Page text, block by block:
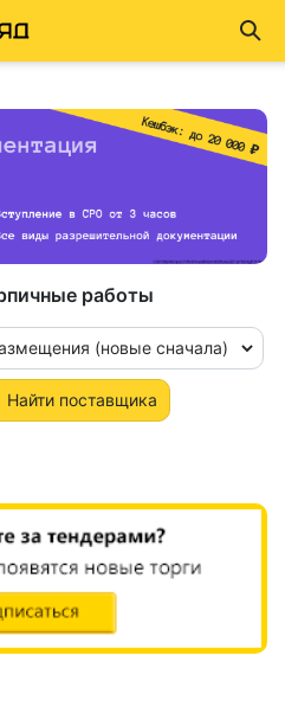
работы
(новые сначала)
Найти поставщика